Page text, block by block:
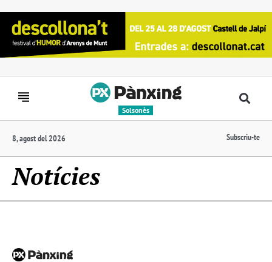
Solsonès
8, agost del 2026 Subscriu-te
Notícies